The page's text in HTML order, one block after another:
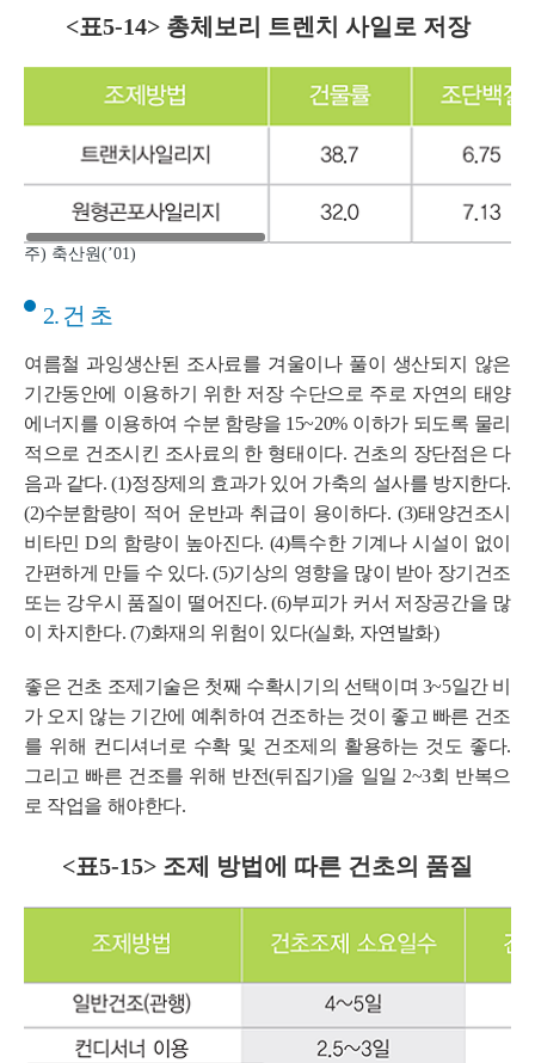
<표5-14> 총체보리 트렌치 사일로 저장
주) 축산원(’01)
2. 건 초
여름철 과잉생산된 조사료를 겨울이나 풀이 생산되지 않은
기간동안에 이용하기 위한 저장 수단으로 주로 자연의 태양
에너지를 이용하여 수분 함량을 15~20% 이하가 되도록 물리
적으로 건조시킨 조사료의 한 형태이다. 건초의 장단점은 다
음과 같다. (1)정장제의 효과가 있어 가축의 설사를 방지한다.
(2)수분함량이 적어 운반과 취급이 용이하다. (3)태양건조시
비타민 D의 함량이 높아진다. (4)특수한 기계나 시설이 없이
간편하게 만들 수 있다. (5)기상의 영향을 많이 받아 장기건조
또는 강우시 품질이 떨어진다. (6)부피가 커서 저장공간을 많
이 차지한다. (7)화재의 위험이 있다(실화, 자연발화)
좋은 건초 조제기술은 첫째 수확시기의 선택이며 3~5일간 비
가 오지 않는 기간에 예취하여 건조하는 것이 좋고 빠른 건조
를 위해 컨디셔너로 수확 및 건조제의 활용하는 것도 좋다.
그리고 빠른 건조를 위해 반전(뒤집기)을 일일 2~3회 반복으
로 작업을 해야한다.
<표5-15> 조제 방법에 따른 건초의 품질